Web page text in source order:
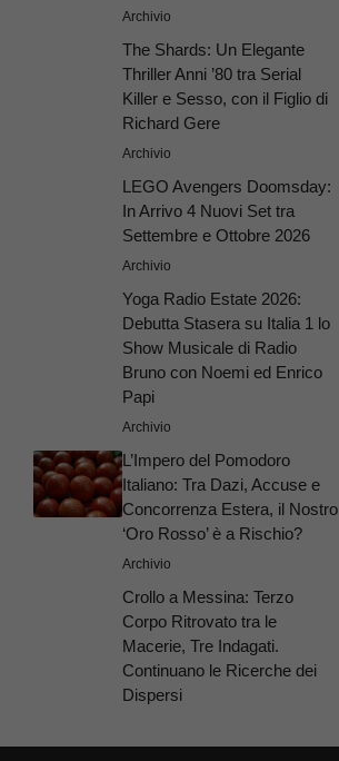
Archivio
The Shards: Un Elegante
Thriller Anni ’80 tra Serial
Killer e Sesso, con il Figlio di
Richard Gere
Archivio
LEGO Avengers Doomsday:
In Arrivo 4 Nuovi Set tra
Settembre e Ottobre 2026
Archivio
Yoga Radio Estate 2026:
Debutta Stasera su Italia 1 lo
Show Musicale di Radio
Bruno con Noemi ed Enrico
Papi
Archivio
L’Impero del Pomodoro
Italiano: Tra Dazi, Accuse e
Concorrenza Estera, il Nostro
‘Oro Rosso’ è a Rischio?
Archivio
Crollo a Messina: Terzo
Corpo Ritrovato tra le
Macerie, Tre Indagati.
Continuano le Ricerche dei
Dispersi